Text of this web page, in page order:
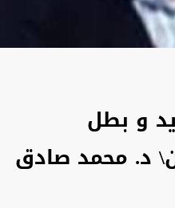
و بطل
د. محمد صادق